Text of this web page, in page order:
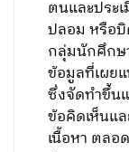
ตนและประ
ปลอม หรือ
กลุ่มนักศึกษ
ข้อมูลที่เผย
ซึ่งจัดทำขึ้น
ข้อคิดเห็นแ
เนื้อหา ตล